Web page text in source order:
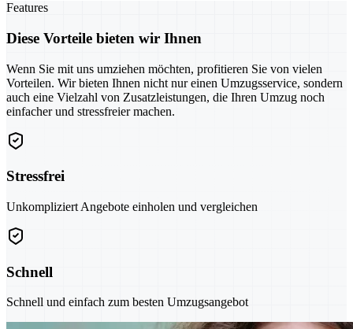
Features
Diese Vorteile bieten wir Ihnen
Wenn Sie mit uns umziehen möchten, profitieren Sie von vielen
Vorteilen. Wir bieten Ihnen nicht nur einen Umzugsservice, sondern
auch eine Vielzahl von Zusatzleistungen, die Ihren Umzug noch
einfacher und stressfreier machen.
Stressfrei
Unkompliziert Angebote einholen und vergleichen
Schnell
Schnell und einfach zum besten Umzugsangebot